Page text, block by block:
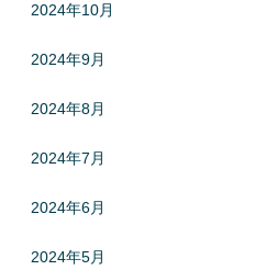
2024年10月
2024年9月
2024年8月
2024年7月
2024年6月
2024年5月